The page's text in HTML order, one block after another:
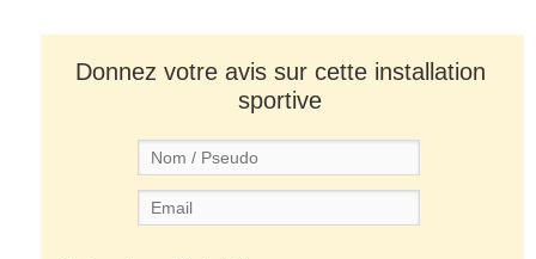
Donnez votre avis sur cette installation
sportive